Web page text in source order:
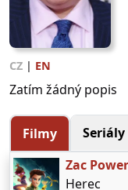
CZ | EN
Zatím žádný popis
Filmy
Seriály
Zac Power
Herec